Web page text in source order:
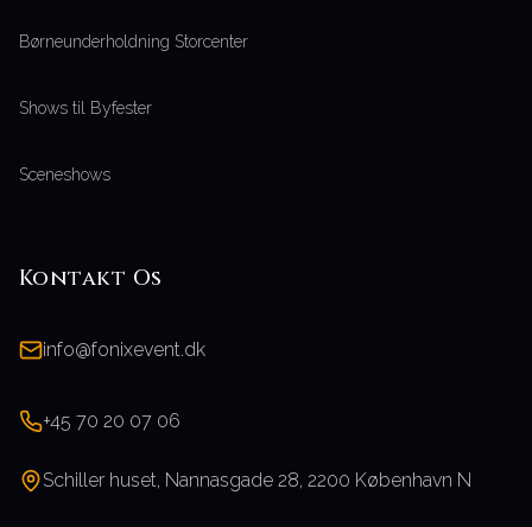
Børneunderholdning Storcenter
Shows til Byfester
Sceneshows
Kontakt Os
info@fonixevent.dk
+45 70 20 07 06
Schiller huset, Nannasgade 28, 2200 København N